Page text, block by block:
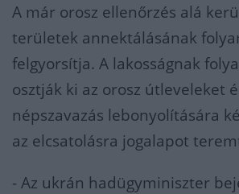
A már orosz ellenőrzés alá
területek annektálásának
felgyorsítja. A lakosságnak
osztják ki az orosz útleveleket
népszavazás lebonyolítására
az elcsatolásra jogalapot
- Az ukrán hadügyminiszter